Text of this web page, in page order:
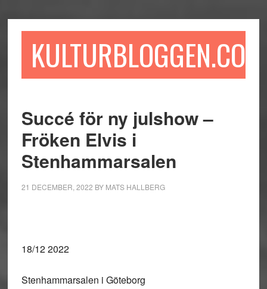
till
till
sidofältet
till
KULTURBLOGGEN.COM
Succé för ny julshow –
Fröken Elvis i
Stenhammarsalen
21 DECEMBER, 2022 BY MATS HALLBERG
18/12 2022
Stenhammarsalen i Göteborg